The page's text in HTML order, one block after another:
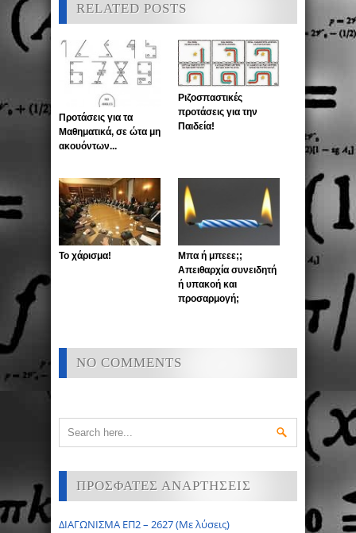
RELATED POSTS
Προτάσεις για τα
Μαθηματικά, σε ώτα μη
ακουόντων...
Ριζοσπαστικές
προτάσεις για την
Παιδεία!
Το χάρισμα!
Μπα ή μπεεε;;
Απειθαρχία συνειδητή
ή υπακοή και
προσαρμογή;
NO COMMENTS
ΠΡΟΣΦΑΤΕΣ ΑΝΑΡΤΗΣΕΙΣ
ΔΙΑΓΩΝΙΣΜΑ ΕΠ2 – 2627 (Με λύσεις)